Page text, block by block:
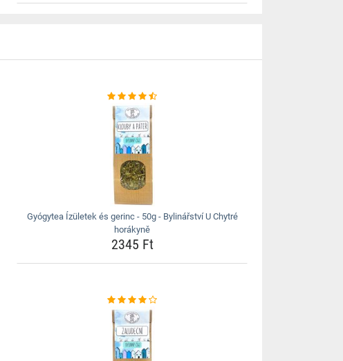
Gyógytea Ízületek és gerinc - 50g - Bylinářství U Chytré
horákyně
2345 Ft